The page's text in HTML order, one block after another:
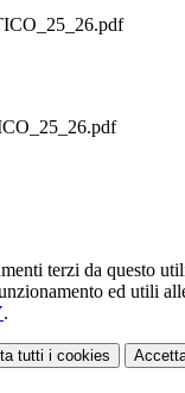
terzi da questo
ed utili
.
tutti i cookies